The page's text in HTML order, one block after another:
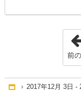
前
Home
2017年12月 3日 -